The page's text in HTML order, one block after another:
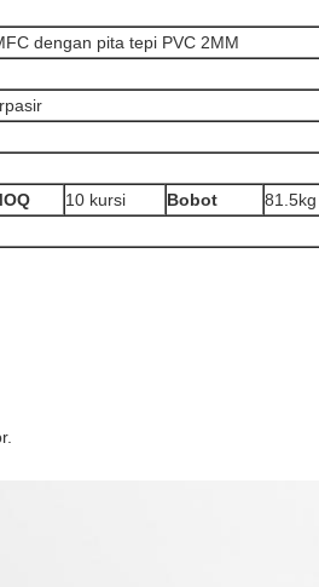
dengan pita tepi PVC 2MM
10 kursi Bobot
81.5kg